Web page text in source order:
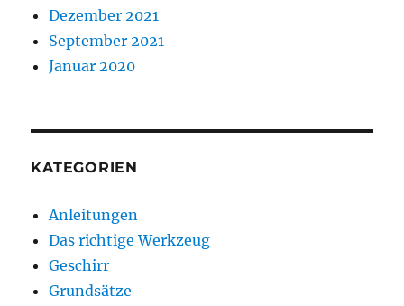
Dezember 2021
September 2021
Januar 2020
KATEGORIEN
Anleitungen
Das richtige Werkzeug
Geschirr
Grundsätze